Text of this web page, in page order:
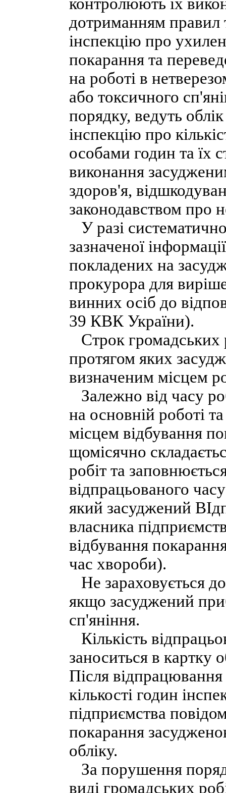
дотриманням правил
інспекцію про
покарання та
на роботі в
або токсичного
порядку, ведуть
інспекцію про
особами годин та їх
виконання
здоров'я,
законодавством про
У разі
зазначеної
покладених на
прокурора для
винних осіб до
39 КВК України).
Строк громадських
протягом яких
визначеним місцем
Залежно від часу
на основній роботі
місцем відбування
щомісячно
робіт та
відпрацьованого
який засуджений
власника
відбування
час хвороби).
Не зараховується
якщо засуджений
сп'яніння.
Кількість
заноситься в картку
Після
кількості годин
підприємства
покарання
обліку.
За порушення
виді громадських